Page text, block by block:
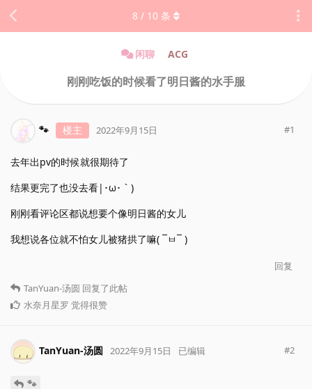
闲聊 ACG
刚刚吃饭的时候看了明日酱的水手服
8 / 10 条
🐾 楼主 2022年9月15日 #1
去年出pv的时候就很期待了
结果更完了也没去看|･ω･｀)
刚刚看评论区都说想要个像明日酱的女儿
我想说各位就不怕女儿被猪拱了嘛( ¯ㅂ¯ )
回复
TanYuan-汤圆 回复了此帖
水奈月星罗 觉得很赞
TanYuan-汤圆 2022年9月15日 已编辑 #2
🐾